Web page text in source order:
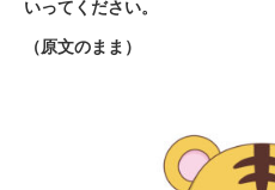
いってください。
（原文のまま）